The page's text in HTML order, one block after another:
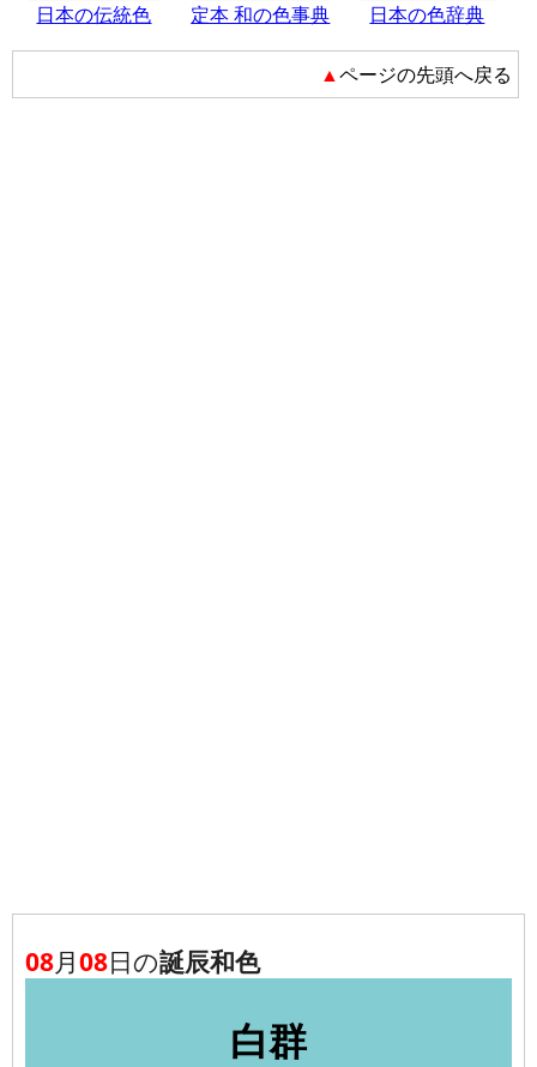
日本の伝統色 定本 和の色事典 日本の色辞典
▲ページの先頭へ戻る
08月08日の誕辰和色
白群